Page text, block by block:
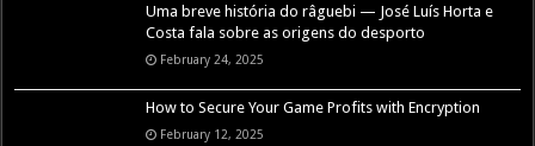
Uma breve história do râguebi — José Luís Horta e
Costa fala sobre as origens do desporto
February 24, 2025
How to Secure Your Game Profits with Encryption
February 12, 2025